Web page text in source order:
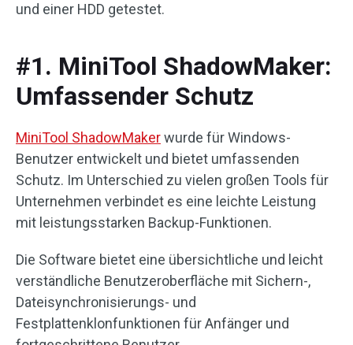
und einer HDD getestet.
#1. MiniTool ShadowMaker:
Umfassender Schutz
MiniTool ShadowMakerwurde für Windows-
Benutzer entwickelt und bietet umfassenden
Schutz. Im Unterschied zu vielen großen Tools für
Unternehmen verbindet es eine leichte Leistung
mit leistungsstarken Backup-Funktionen.
Die Software bietet eine übersichtliche und leicht
verständliche Benutzeroberfläche mit Sichern-,
Dateisynchronisierungs- und
Festplattenklonfunktionen für Anfänger und